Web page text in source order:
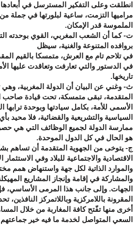
انطلقت وعلى التفكير المسترسل في
مراميها التزمت، ساعية لبلورتها في جملة
الملموسة قدر الإمكان.
ت- كما أن الشعب المغربي، القوي بوحدته
بروافده المتنوعة والغنية، سيظل
في تلاحم تام مع العرش، متمسكا بالقيم
في الدستور والتي تعارفت وتعاقدت عليها
تاريخها.
ث- وغني عن البيان أن الدولة المغربية،
المتقدمة، تبقى متمسكة، تحت قيادة صاحب
الأسمى للأمة، بكامل سيادتها وبوحدة ترابها
السياسية والتشريعية والقضائية، فلا محيد
ممارسة الدولة لجميع الوظائف التي هي
هو الحال في كل الدول الموحدة.
ج- يتوخى من الجهوية المتقدمة أن تساهم
الاقتصادية والاجتماعية للبلاد وفي الاستثمار
والموارد الذاتية لكل جهة واستنهاض همم
والمشاركة في إقامة وإنجاز المشاريع
الجهات. وإلى جانب هذا المرمى الأساسي،
المقرونة باللامركزية وباللاتمركز النافذين،
أخرى منها تفّتح كافة المغاربة من خلال
السعي المتواصل لخدمة ما فيه خير جماعتهم